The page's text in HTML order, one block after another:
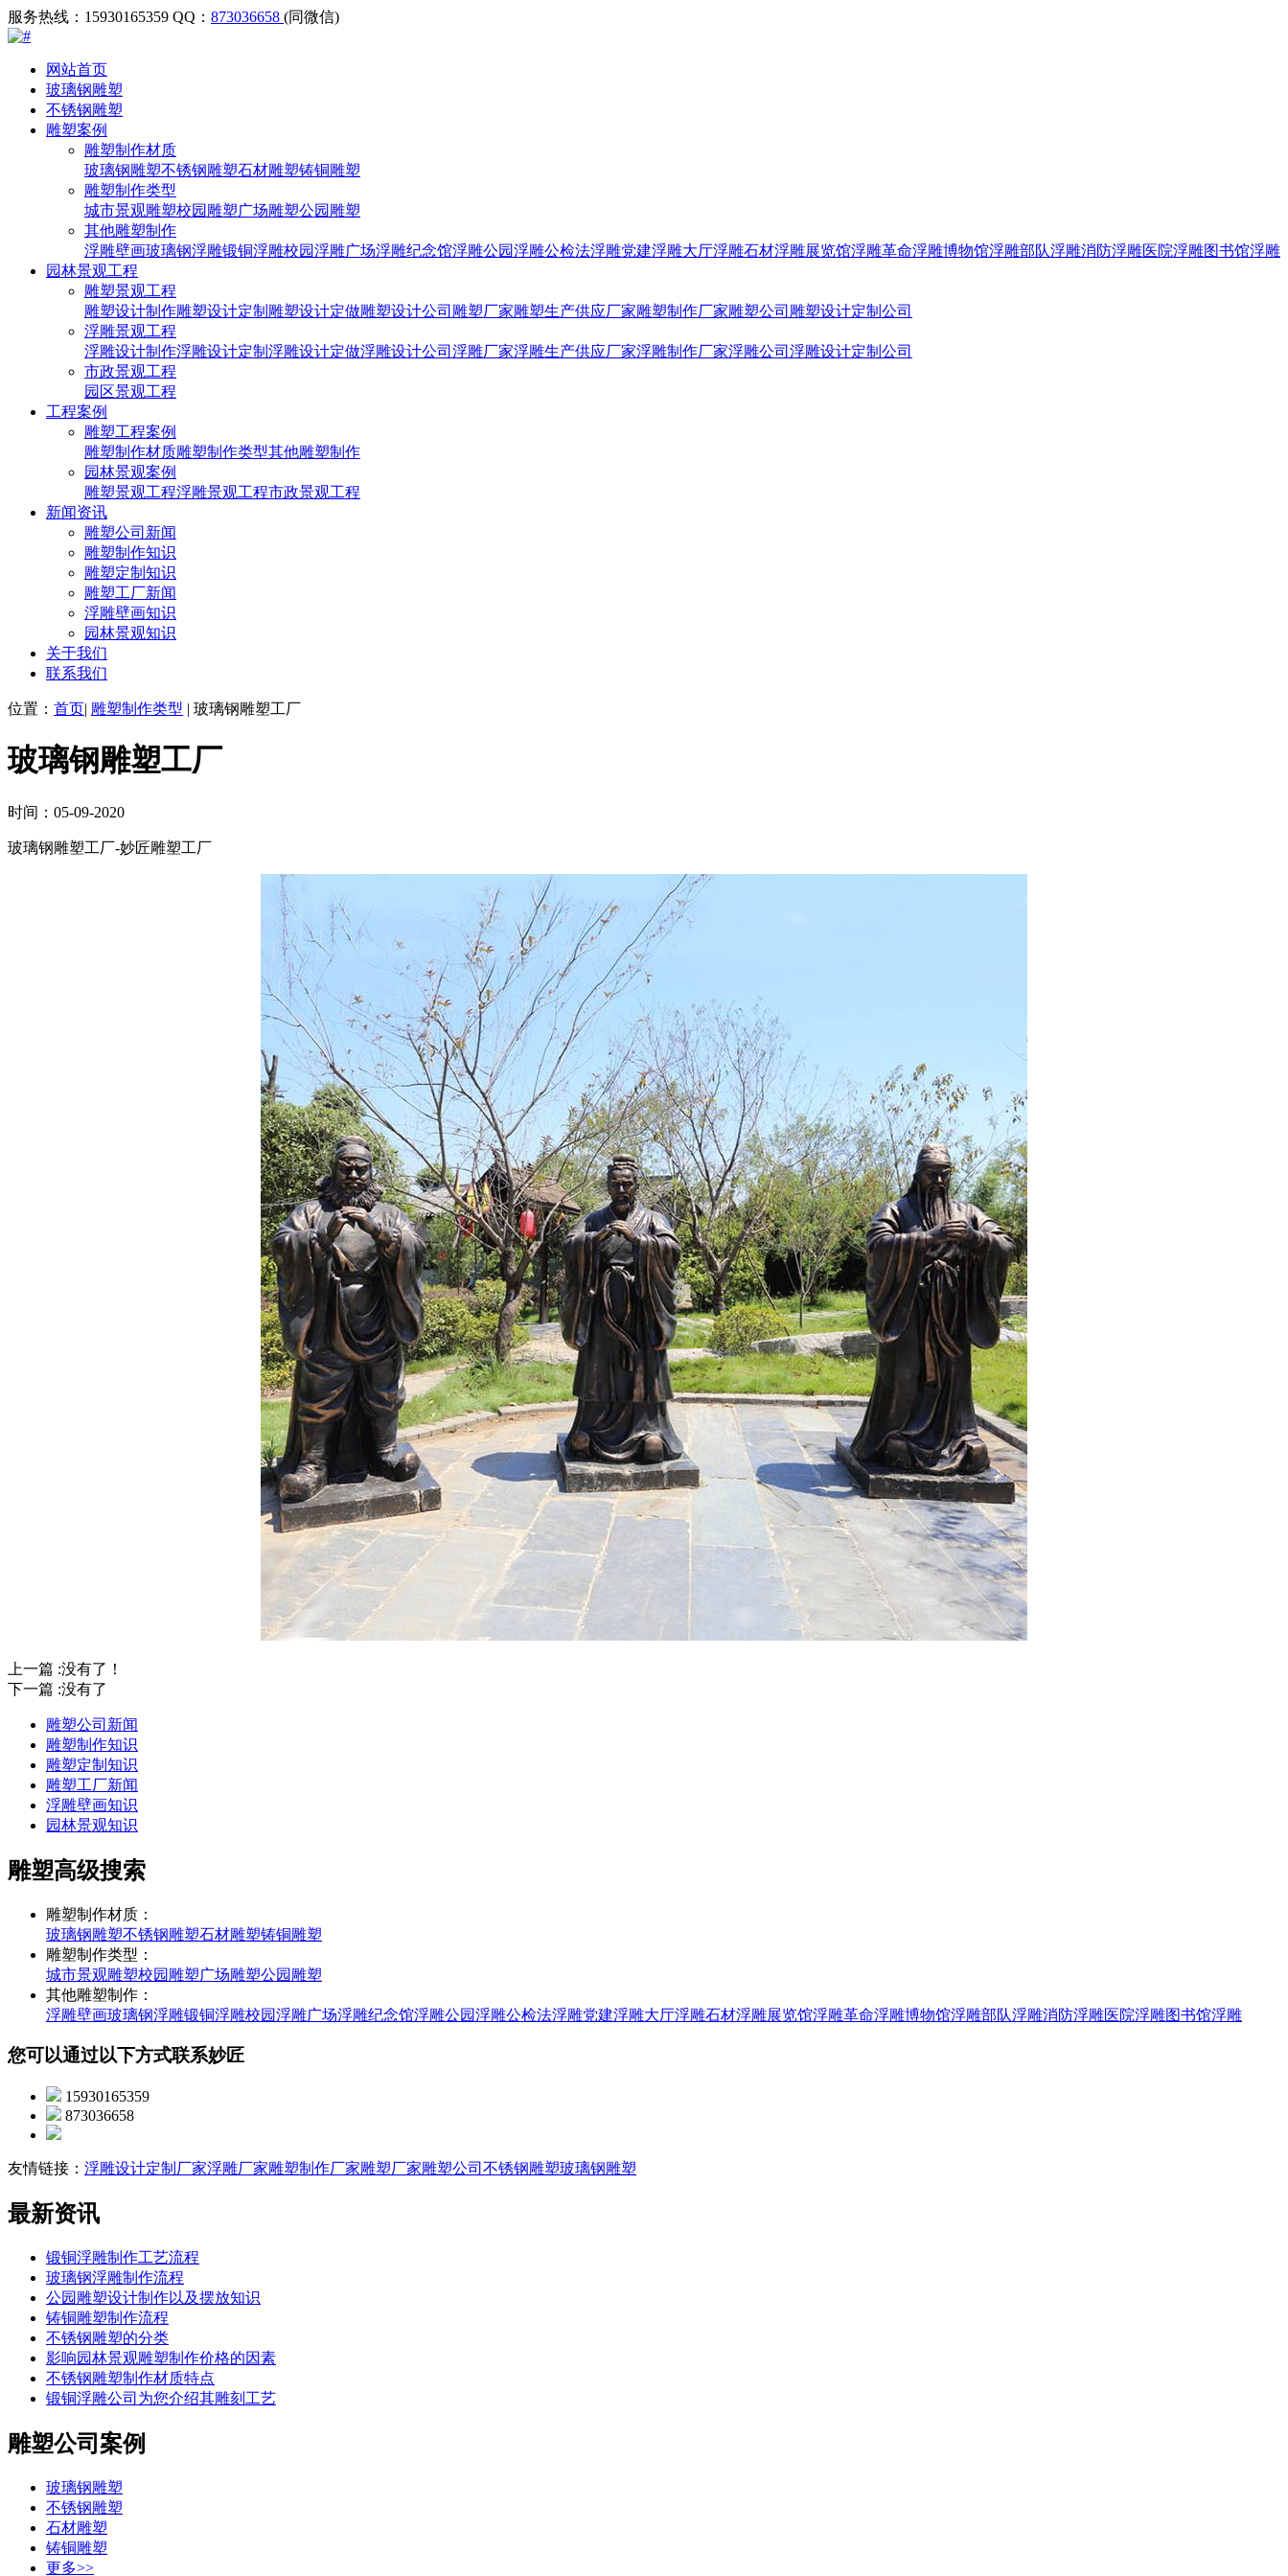
服务热线：15930165359 QQ： 873036658 (同微信)
网站首页
玻璃钢雕塑
不锈钢雕塑
雕塑案例
雕塑制作材质
玻璃钢雕塑不锈钢雕塑石材雕塑铸铜雕塑
雕塑制作类型
城市景观雕塑校园雕塑广场雕塑公园雕塑
其他雕塑制作
浮雕壁画玻璃钢浮雕锻铜浮雕校园浮雕广场浮雕纪念馆浮雕公园浮雕公检法浮雕党建浮雕大厅浮雕石材浮雕展览馆浮雕革命浮雕博物馆浮雕部队浮雕消防浮雕医院浮雕图书馆浮雕
园林景观工程
雕塑景观工程
雕塑设计制作雕塑设计定制 雕塑设计定做雕塑设计公司 雕塑厂家雕塑生产供应厂家雕塑制作厂家雕塑公司 雕塑设计定制公司
浮雕景观工程
浮雕设计制作浮雕设计定制 浮雕设计定做浮雕设计公司 浮雕厂家浮雕生产供应厂家浮雕制作厂家浮雕公司 浮雕设计定制公司
市政景观工程
园区景观工程
工程案例
雕塑工程案例
雕塑制作材质雕塑制作类型其他雕塑制作
园林景观案例
雕塑景观工程浮雕景观工程市政景观工程
新闻资讯
雕塑公司新闻
雕塑制作知识
雕塑定制知识
雕塑工厂新闻
浮雕壁画知识
园林景观知识
关于我们
联系我们
位置： 首页| 雕塑制作类型 | 玻璃钢雕塑工厂
玻璃钢雕塑工厂
时间：05-09-2020
玻璃钢雕塑工厂-妙匠雕塑工厂
上一篇 :没有了！
下一篇 :没有了
雕塑公司新闻
雕塑制作知识
雕塑定制知识
雕塑工厂新闻
浮雕壁画知识
园林景观知识
雕塑高级搜索
雕塑制作材质：
玻璃钢雕塑不锈钢雕塑石材雕塑铸铜雕塑
雕塑制作类型：
城市景观雕塑校园雕塑广场雕塑公园雕塑
其他雕塑制作：
浮雕壁画玻璃钢浮雕锻铜浮雕校园浮雕广场浮雕纪念馆浮雕公园浮雕公检法浮雕党建浮雕大厅浮雕石材浮雕展览馆浮雕革命浮雕博物馆浮雕部队浮雕消防浮雕医院浮雕图书馆浮雕
您可以通过以下方式联系妙匠
15930165359
873036658
友情链接： 浮雕设计定制厂家浮雕厂家雕塑制作厂家雕塑厂家雕塑公司 不锈钢雕塑玻璃钢雕塑
最新资讯
锻铜浮雕制作工艺流程
玻璃钢浮雕制作流程
公园雕塑设计制作以及摆放知识
铸铜雕塑制作流程
不锈钢雕塑的分类
影响园林景观雕塑制作价格的因素
不锈钢雕塑制作材质特点
锻铜浮雕公司为您介绍其雕刻工艺
雕塑公司案例
玻璃钢雕塑
不锈钢雕塑
石材雕塑
铸铜雕塑
更多>>